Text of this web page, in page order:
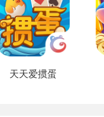
天天爱掼蛋